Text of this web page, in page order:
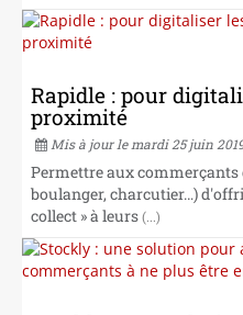
Rapidle : pour
proximité
Mis à jour le mardi 25 juin
Permettre aux commerçants
boulanger, charcutier…)
collect » à leurs (...)